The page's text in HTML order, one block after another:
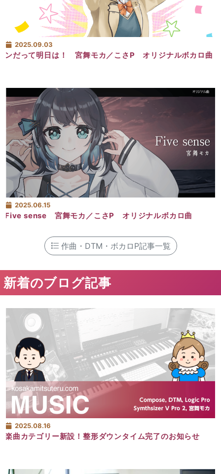
2025.09.03
ンだって明日は！ 宮舞モカ／こさP オリジナルボカロ曲
2025.06.15
Five sense 宮舞モカ／こさP オリジナルボカロ曲
作曲・DTM・ボカロP記事一覧
新着のブログ記事
2025.08.16
楽曲カテゴリー新設！整形ダウンタイム完了のお知らせ